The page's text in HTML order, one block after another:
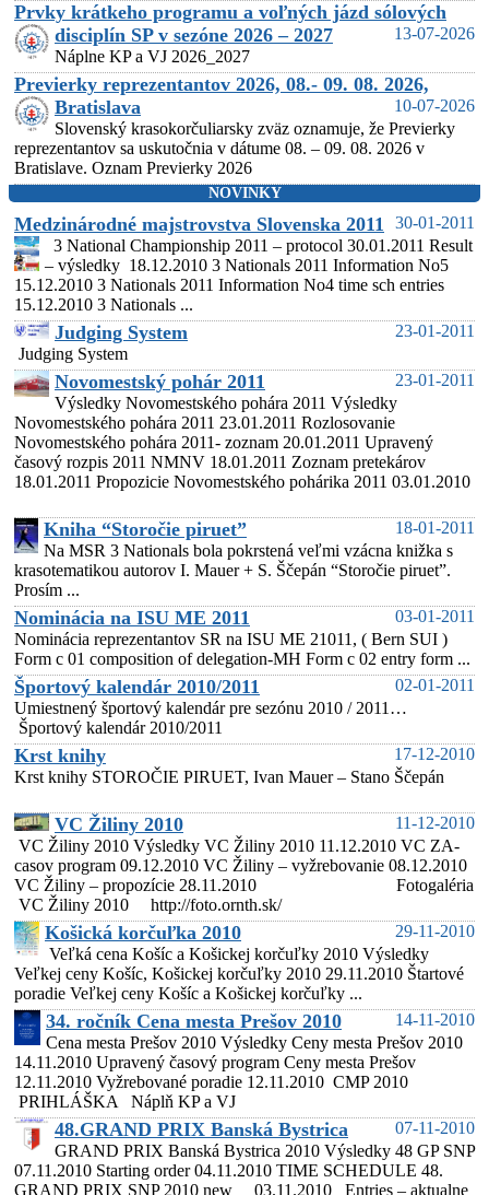
Prvky krátkeho programu a voľných jázd sólových
disciplín SP v sezóne 2026 – 2027
13-07-2026
Náplne KP a VJ 2026_2027
Previerky reprezentantov 2026, 08.- 09. 08. 2026,
Bratislava
10-07-2026
Slovenský krasokorčuliarsky zväz oznamuje, že Previerky
reprezentantov sa uskutočnia v dátume 08. – 09. 08. 2026 v
Bratislave. Oznam Previerky 2026
NOVINKY
Medzinárodné majstrovstva Slovenska 2011
30-01-2011
3 National Championship 2011 – protocol 30.01.2011 Result
– výsledky 18.12.2010 3 Nationals 2011 Information No5
15.12.2010 3 Nationals 2011 Information No4 time sch entries
15.12.2010 3 Nationals ...
Judging System
23-01-2011
Judging System
Novomestský pohár 2011
23-01-2011
Výsledky Novomestského pohára 2011 Výsledky
Novomestského pohára 2011 23.01.2011 Rozlosovanie
Novomestského pohára 2011- zoznam 20.01.2011 Upravený
časový rozpis 2011 NMNV 18.01.2011 Zoznam pretekárov
18.01.2011 Propozicie Novomestského pohárika 2011 03.01.2010
Kniha “Storočie piruet”
18-01-2011
Na MSR 3 Nationals bola pokrstená veľmi vzácna knižka s
krasotematikou autorov I. Mauer + S. Ščepán “Storočie piruet”.
Prosím ...
Nominácia na ISU ME 2011
03-01-2011
Nominácia reprezentantov SR na ISU ME 21011, ( Bern SUI )
Form c 01 composition of delegation-MH Form c 02 entry form ...
Športový kalendár 2010/2011
02-01-2011
Umiestnený športový kalendár pre sezónu 2010 / 2011…
Športový kalendár 2010/2011
Krst knihy
17-12-2010
Krst knihy STOROČIE PIRUET, Ivan Mauer – Stano Ščepán
VC Žiliny 2010
11-12-2010
VC Žiliny 2010 Výsledky VC Žiliny 2010 11.12.2010 VC ZA-
casov program 09.12.2010 VC Žiliny – vyžrebovanie 08.12.2010
VC Žiliny – propozície 28.11.2010 Fotogaléria
VC Žiliny 2010 http://foto.ornth.sk/
Košická korčuľka 2010
29-11-2010
Veľká cena Košíc a Košickej korčuľky 2010 Výsledky
Veľkej ceny Košíc, Košickej korčuľky 2010 29.11.2010 Štartové
poradie Veľkej ceny Košíc a Košickej korčuľky ...
34. ročník Cena mesta Prešov 2010
14-11-2010
Cena mesta Prešov 2010 Výsledky Ceny mesta Prešov 2010
14.11.2010 Upravený časový program Ceny mesta Prešov
12.11.2010 Vyžrebované poradie 12.11.2010 CMP 2010
PRIHLÁŠKA Náplň KP a VJ
48.GRAND PRIX Banská Bystrica
07-11-2010
GRAND PRIX Banská Bystrica 2010 Výsledky 48 GP SNP
07.11.2010 Starting order 04.11.2010 TIME SCHEDULE 48.
GRAND PRIX SNP 2010 new 03.11.2010 Entries – aktualne